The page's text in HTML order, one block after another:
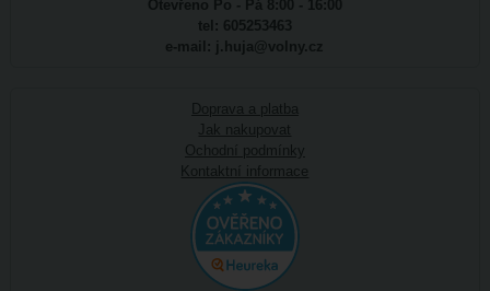
Otevřeno Po - Pá 8:00 - 16:00
tel: 605253463
e-mail: j.huja@volny.cz
Doprava a platba
Jak nakupovat
Ochodní podmínky
Kontaktní informace